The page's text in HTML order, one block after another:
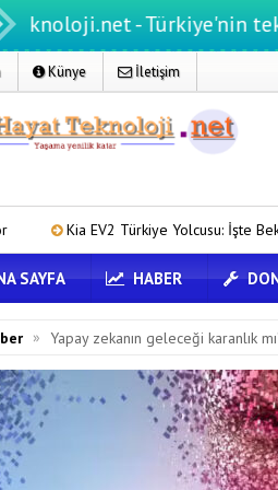
- Türkiye'nin teknoloji
Künye İletişim
Yolcusu: İşte Beklenen Fiyat ve
SAYFA HABER
» Yapay zekanın geleceği karanlık